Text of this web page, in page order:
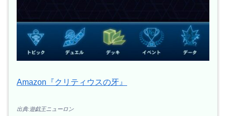
Amazon『クリティウスの牙』
出典:遊戯王ニューロン